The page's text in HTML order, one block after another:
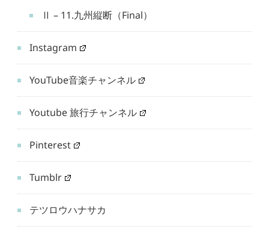
Ⅱ – 11.九州縦断（Final）
Instagram
YouTube音楽チャンネル
Youtube 旅行チャンネル
Pinterest
Tumblr
テツロウハナサカ